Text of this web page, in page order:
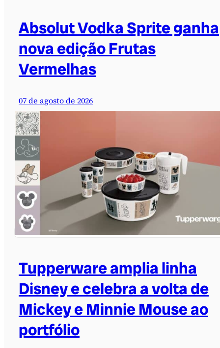
Absolut Vodka Sprite ganha
nova edição Frutas
Vermelhas
07 de agosto de 2026
Tupperware amplia linha
Disney e celebra a volta de
Mickey e Minnie Mouse ao
portfólio